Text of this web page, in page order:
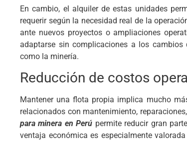
En cambio, el alquiler de estas unidades
requerir según la necesidad real de la
ante nuevos proyectos o ampliaciones
adaptarse sin complicaciones a los
como la minería.
Reducción de costos
Mantener una flota propia implica mucho
relacionados con mantenimiento,
para minera en Perú permite reducir gran
ventaja económica es especialmente